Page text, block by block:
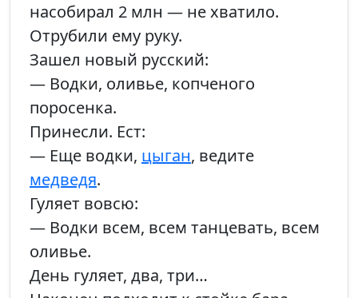
насобирал 2 млн — не хватило.
Отрубили ему руку.
Зашел новый русский:
— Водки, оливье, копченого
поросенка.
Принесли. Ест:
— Еще водки, цыган, ведите
медведя.
Гуляет вовсю:
— Водки всем, всем танцевать, всем
оливье.
День гуляет, два, три…